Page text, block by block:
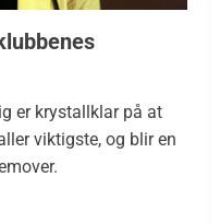
er krystallklar på at
viktigste, og blir en